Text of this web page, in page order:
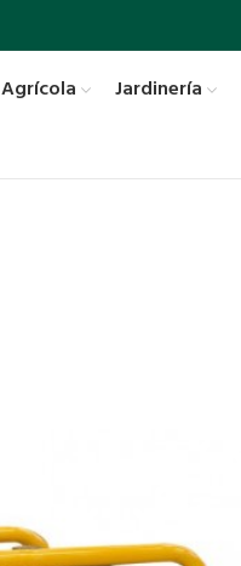
Agrícola Jardinería